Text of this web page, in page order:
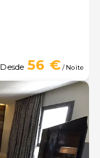
Desde 56 €/ Noite